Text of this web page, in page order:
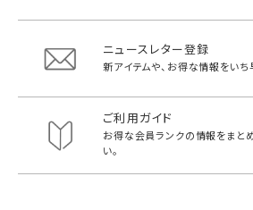
ニュースレター登録
新アイテムや、お得な情報をいち
ご利用ガイド
お得な会員ランクの情報をまとめ
い。